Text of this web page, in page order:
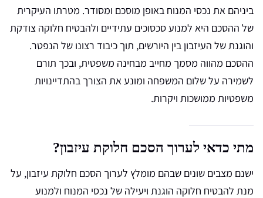
ביניהם את נכסי המנוח באופן מוסכם ומסודר. מטרתו העיקרית
של ההסכם היא למנוע סכסוכים עתידיים ולהבטיח חלוקה צודקת
והוגנת של העיזבון בין היורשים, תוך כיבוד רצונו של הנפטר.
ההסכם מהווה מסמך מחייב מבחינה משפטית, ובכך תורם
לשמירה על שלום המשפחה ומונע את הצורך בהתדיינויות
משפטיות ממושכות ויקרות.
מתי כדאי לערוך הסכם חלוקת עיזבון?
ישנם מצבים שונים שבהם מומלץ לערוך הסכם חלוקת עיזבון, על
מנת להבטיח חלוקה הוגנת ויעילה של נכסי המנוח ולמנוע